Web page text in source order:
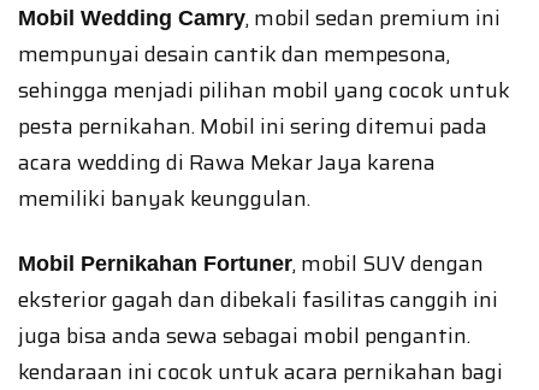
Mobil Wedding Camry, mobil sedan premium ini
mempunyai desain cantik dan mempesona,
sehingga menjadi pilihan mobil yang cocok untuk
pesta pernikahan. Mobil ini sering ditemui pada
acara wedding di Rawa Mekar Jaya karena
memiliki banyak keunggulan.
Mobil Pernikahan Fortuner, mobil SUV dengan
eksterior gagah dan dibekali fasilitas canggih ini
juga bisa anda sewa sebagai mobil pengantin.
kendaraan ini cocok untuk acara pernikahan bagi